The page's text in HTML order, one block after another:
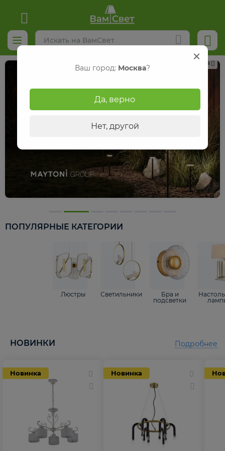
Реклама
ПОПУЛЯРНЫЕ КАТЕГОРИИ
Люстры Светильники
Бра и
подсветки
НОВИНКИ
Новинка Новинка
Подробнее
Ваш город: Москва?
Да, верно
Нет, другой